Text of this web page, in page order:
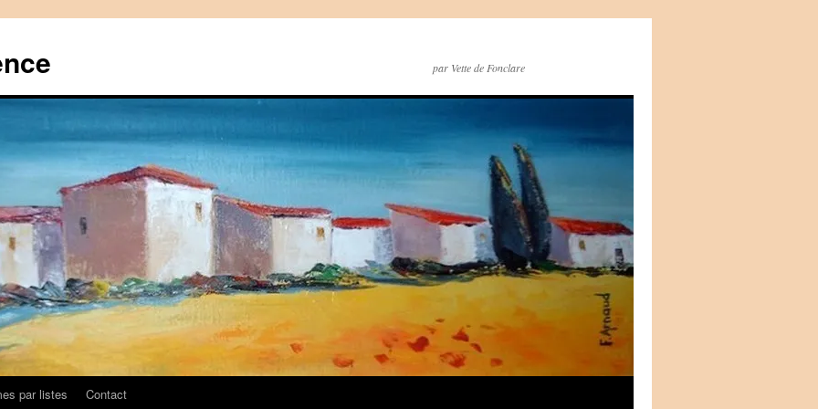
par Vette de Fonclare
par listes Contact